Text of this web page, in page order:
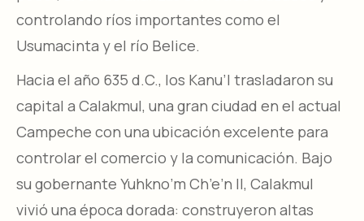
controlando ríos importantes como el
Usumacinta y el río Belice.
Hacia el año 635 d.C., los Kanu’l trasladaron su
capital a Calakmul, una gran ciudad en el actual
Campeche con una ubicación excelente para
controlar el comercio y la comunicación. Bajo
su gobernante Yuhkno’m Ch’e’n II, Calakmul
vivió una época dorada: construyeron altas